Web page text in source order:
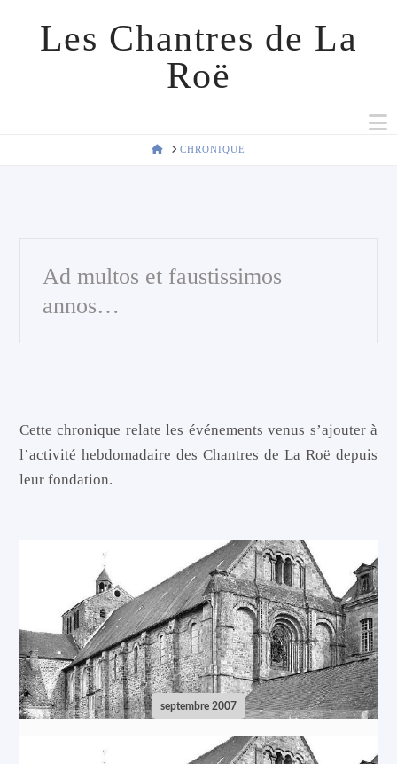
Les Chantres de La
Roë
HOMECHRONIQUE
Ad multos et faustissimos
annos…
Cette chronique relate les événements venus s’ajouter à
l’activité hebdomadaire des Chantres de La Roë depuis
leur fondation.
septembre 2007